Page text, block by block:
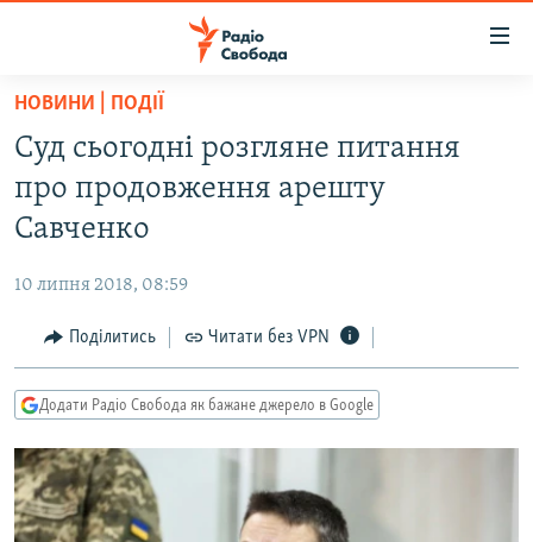
Перейти
основного
матеріалу
Перейти
до
основної
Перейти
до
пошуку
ВСЕ ЗА ДОБУ
СТАТТІ
СУСПІЛЬСТВО
УКРАЇНА
СВІТ
РОСІЙСЬКА «ФІЛЬТРАЦІЯ»
ДОНБАС.РЕАЛІЇ
ТИ ЯК?
СХЕМИ
КИТАЙ.ВИКЛИКИ
НОВИНИ | ПОДІЇ
Суд сьогодні розгляне питання
про продовження арешту
Савченко
10 липня 2018, 08:59
Поділитись Читати без VPN
Додати Радіо Свобода як бажане джерело в Google